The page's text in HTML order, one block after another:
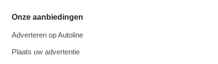
Onze aanbiedingen
Adverteren op Autoline
Plaats uw advertentie